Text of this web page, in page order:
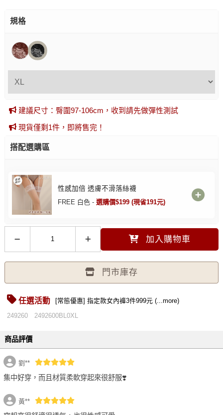
規格
建議尺寸：臀圍97-106cm，收到請先做彈性測試
現貨僅剩1件，即將售完！
搭配選購區
性感加倍 透膚不滑落絲襪
FREE 白色 - 選購價$199 (現省191元)
加入購物車
門市庫存
任選活動 [常態優惠] 指定款女內褲3件999元 (...more)
249260 2492600BL0XL
商品評價
劉**
集中好穿，而且材質柔軟穿起來很舒服❣️
黃**